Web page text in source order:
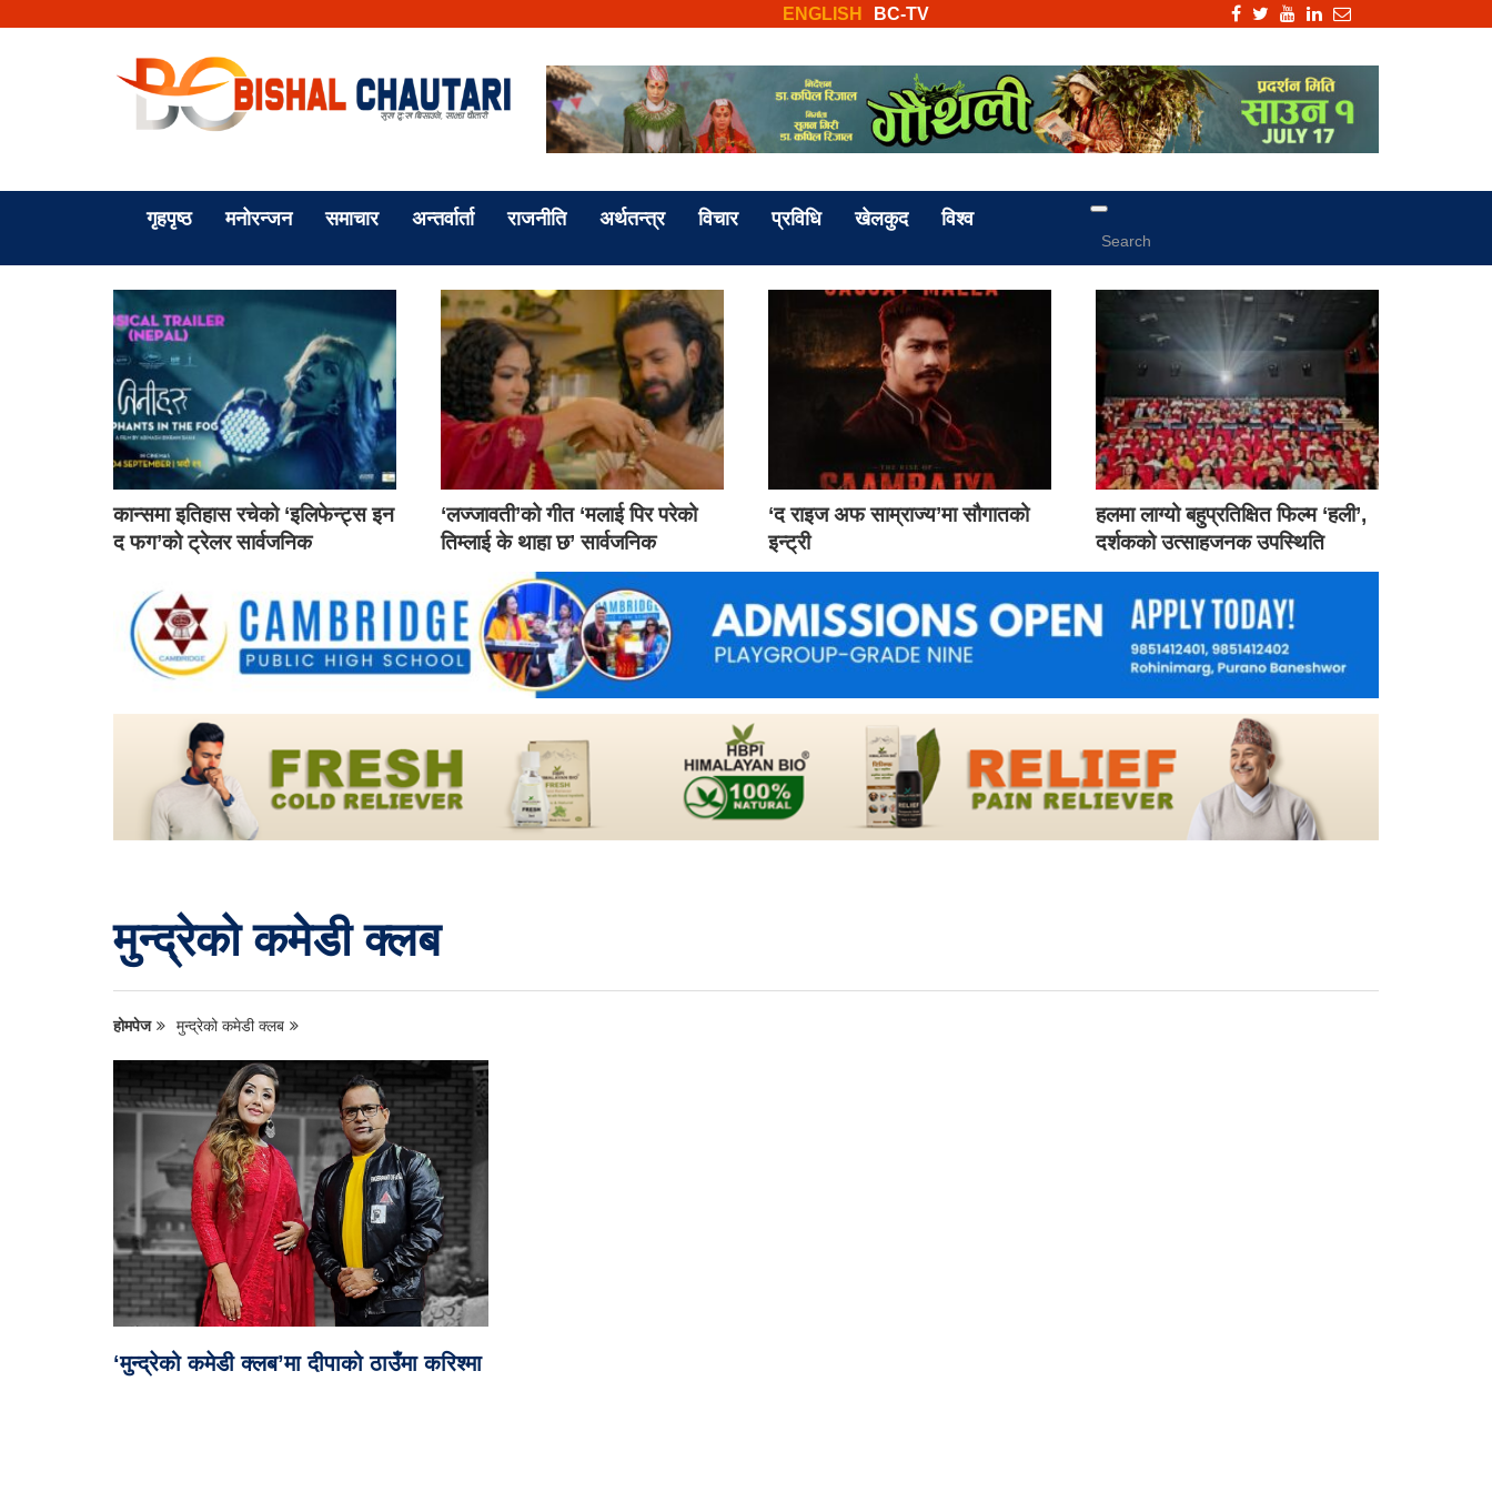
BC-TV
ENGLISH
गृहपृष्ठ मनोरन्जन समाचार अन्तर्वार्ता राजनीति अर्थतन्त्र विचार प्रविधि खेलकुद विश्व
कान्समा इतिहास रचेको ‘इलिफेन्ट्स इन
द फग’को ट्रेलर सार्वजनिक
‘लज्जावती’को गीत ‘मलाई पिर परेको
तिम्लाई के थाहा छ’ सार्वजनिक
‘द राइज अफ साम्राज्य’मा सौगातको
इन्ट्री
हलमा लाग्यो बहुप्रतिक्षित फिल्म ‘हली’,
दर्शकको उत्साहजनक उपस्थिति
मुन्द्रेको कमेडी क्लब
होमपेज मुन्द्रेको कमेडी क्लब
‘मुन्द्रेको कमेडी क्लब’मा दीपाको ठाउँमा करिश्मा